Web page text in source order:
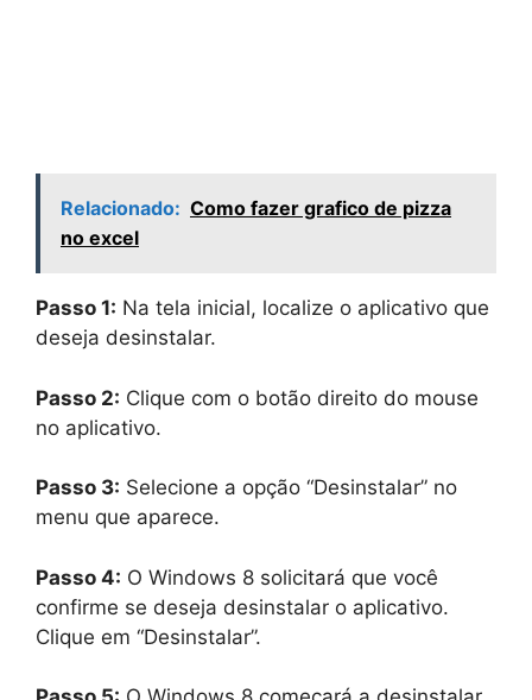
Relacionado: Como fazer grafico de pizza
no excel
Passo 1: Na tela inicial, localize o aplicativo que
deseja desinstalar.
Passo 2: Clique com o botão direito do mouse
no aplicativo.
Passo 3: Selecione a opção “Desinstalar” no
menu que aparece.
Passo 4: O Windows 8 solicitará que você
confirme se deseja desinstalar o aplicativo.
Clique em “Desinstalar”.